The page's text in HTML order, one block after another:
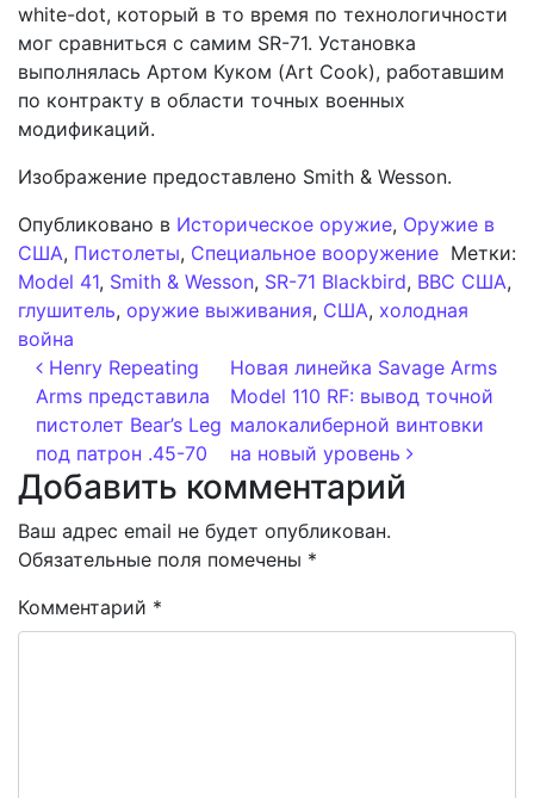
white-dot, который в то время по технологичности
мог сравниться с самим SR-71. Установка
выполнялась Артом Куком (Art Cook), работавшим
по контракту в области точных военных
модификаций.
Изображение предоставлено Smith & Wesson.
Опубликовано в Историческое оружие, Оружие в
США, Пистолеты, Специальное вооружение Метки:
Model 41, Smith & Wesson, SR-71 Blackbird, ВВС США,
глушитель, оружие выживания, США, холодная
война
Навигация по записям
Henry Repeating
Arms представила
пистолет Bear’s Leg
под патрон .45-70
Новая линейка Savage Arms
Model 110 RF: вывод точной
малокалиберной винтовки
на новый уровень
Добавить комментарий
Ваш адрес email не будет опубликован.
Обязательные поля помечены *
Комментарий *